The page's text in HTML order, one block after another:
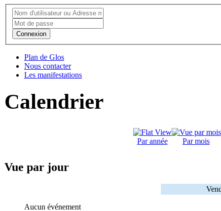
Connexion
Plan de Glos
Nous contacter
Les manifestations
Calendrier
Par année Par mois
Vue par jour
Aucun événement